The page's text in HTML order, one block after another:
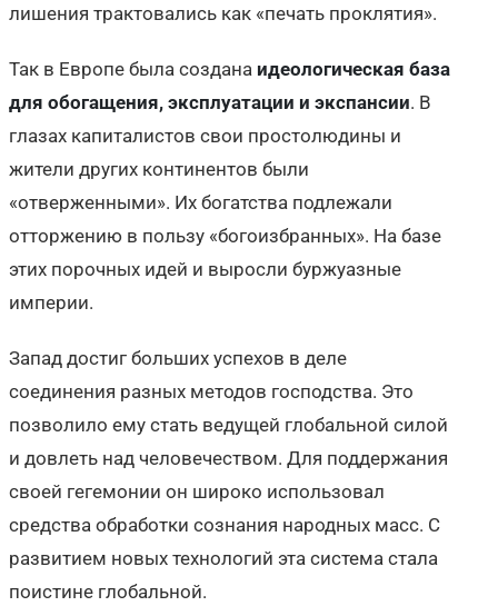
лишения трактовались как «печать проклятия».
Так в Европе была создана идеологическая база
для обогащения, эксплуатации и экспансии. В
глазах капиталистов свои простолюдины и
жители других континентов были
«отверженными». Их богатства подлежали
отторжению в пользу «богоизбранных». На базе
этих порочных идей и выросли буржуазные
империи.
Запад достиг больших успехов в деле
соединения разных методов господства. Это
позволило ему стать ведущей глобальной силой
и довлеть над человечеством. Для поддержания
своей гегемонии он широко использовал
средства обработки сознания народных масс. С
развитием новых технологий эта система стала
поистине глобальной.